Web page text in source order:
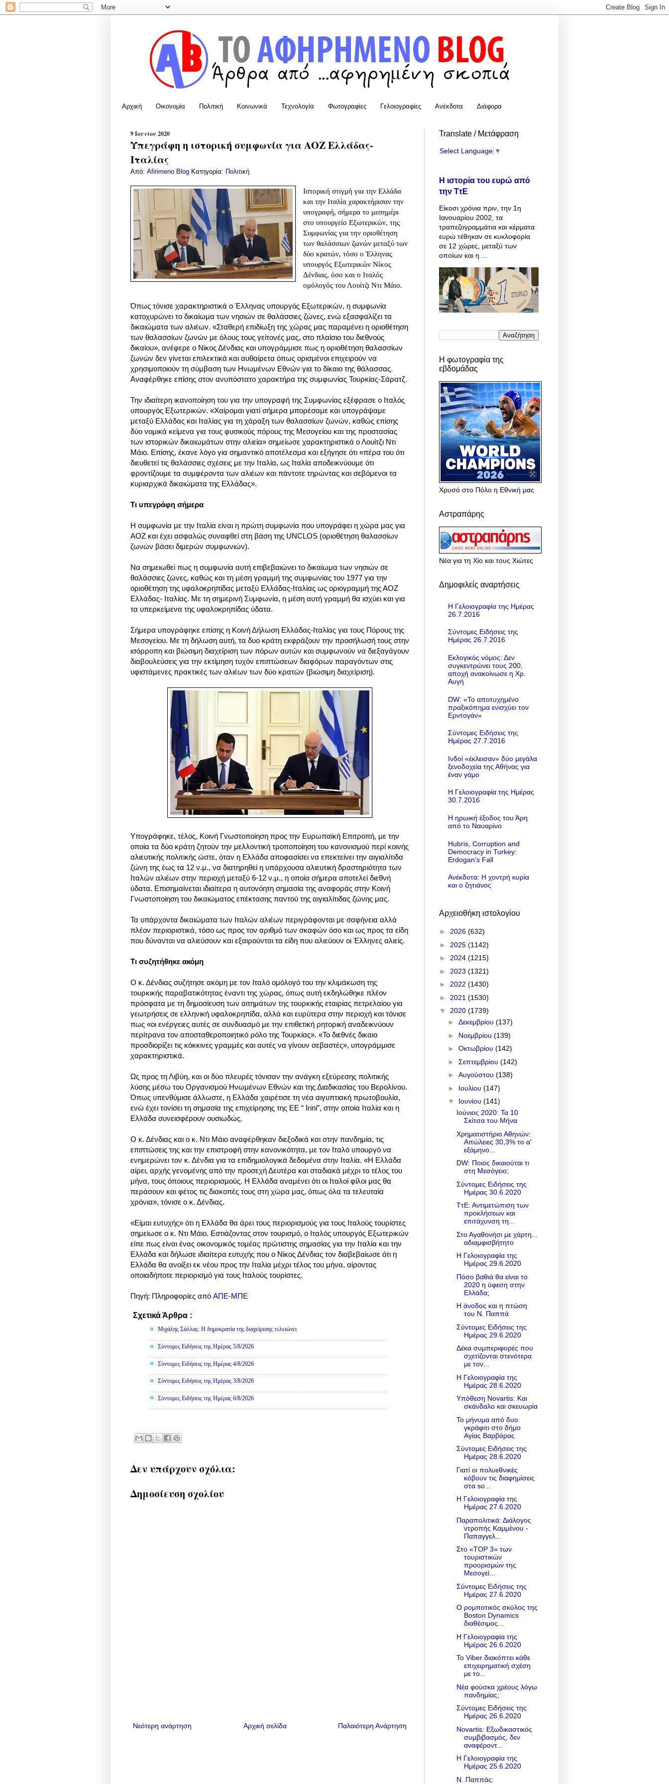
Αρχική Οικονομία Πολιτική Κοινωνικά Τεχνολογία Φωτογραφίες Γελοιογραφίες Ανέκδοτα Διάφορα
9 Ιουνίου 2020
Υπεγράφη η ιστορική συμφωνία για ΑΟΖ Ελλάδας-
Ιταλίας
Από: Afirimeno Blog Κατηγορία: Πολιτική
Ιστορική στιγμή για την Ελλάδα
και την Ιταλία χαρακτήρισαν την
υπογραφή, σήμερα το μεσημέρι
στο υπουργείο Εξωτερικών, της
Συμφωνίας για την οριοθέτηση
των θαλάσσιων ζωνών μεταξύ των
δύο κρατών, τόσο ο Έλληνας
υπουργός Εξωτερικών Νίκος
Δένδιας, όσο και ο Ιταλός
ομόλογός του Λουίτζι Ντι Μάιο.
Όπως τόνισε χαρακτηριστικά ο Έλληνας υπουργός Εξωτερικών, η συμφωνία
κατοχυρώνει το δικαίωμα των νησιών σε θαλάσσιες ζώνες, ενώ εξασφαλίζει τα
δικαιώματα των αλιέων. «Σταθερή επιδίωξη της χώρας μας παραμένει η οριοθέτηση
των θαλασσίων ζωνών με όλους τους γείτονές μας, στο πλαίσιο του διεθνούς
δικαίου», ανέφερε ο Νίκος Δένδιας και υπογράμμισε πως η οριοθέτηση θαλασσίων
ζωνών δεν γίνεται επιλεκτικά και αυθαίρετα όπως ορισμένοι επιχειρούν να
χρησιμοποιούν τη σύμβαση των Ηνωμένων Εθνών για το δίκαιο της θάλασσας.
Αναφέρθηκε επίσης στον ανυπόστατο χαρακτήρα της συμφωνίας Τουρκίας-Σάρατζ.
Την ιδιαίτερη ικανοποίηση του για την υπογραφή της Συμφωνίας εξέφρασε ο Ιταλός
υπουργός Εξωτερικών. «Χαίρομαι γιατί σήμερα μπορέσαμε και υπογράψαμε
μεταξύ Ελλάδας και Ιταλίας για τη χάραξη των θαλασσίων ζωνών, καθώς επίσης
δύο νομικά κείμενα για τους φυσικούς πόρους της Μεσογείου και της προστασίας
των ιστορικών δικαιωμάτων στην αλιεία» σημείωσε χαρακτηριστικά ο Λουίτζι Ντι
Μάιο. Επίσης, έκανε λόγο για σημαντικό αποτέλεσμα και εξήγησε ότι «πέρα του ότι
διευθετεί τις θαλάσσιες σχέσεις με την Ιταλία, ως Ιταλία αποδεικνύουμε ότι
φροντίζουμε τα συμφέροντα των αλιέων και πάντοτε τηρώντας και σεβόμενοι τα
κυριαρχικά δικαιώματα της Ελλάδας».
Τι υπεγράφη σήμερα
Η συμφωνία με την Ιταλία είναι η πρώτη συμφωνία που υπογράφει η χώρα μας για
ΑΟΖ και έχει ασφαλώς συναφθεί στη βάση της UNCLOS (οριοθέτηση θαλασσίων
ζωνών βάσει διμερών συμφωνιών).
Να σημειωθεί πως η συμφωνία αυτή επιβεβαιώνει το δικαίωμα των νησιών σε
θαλάσσιες ζώνες, καθώς και τη μέση γραμμή της συμφωνίας του 1977 για την
οριοθέτηση της υφαλοκρηπίδας μεταξύ Ελλάδας-Ιταλίας ως οριογραμμή της ΑΟΖ
Ελλάδας- Ιταλίας. Με τη σημερινή Συμφωνία, η μέση αυτή γραμμή θα ισχύει και για
τα υπερκείμενα της υφαλοκρηπίδας ύδατα.
Σήμερα υπογράφηκε επίσης η Κοινή Δήλωση Ελλάδας-Ιταλίας για τους Πόρους της
Μεσογείου. Με τη δήλωση αυτή, τα δυο κράτη εκφράζουν την προσήλωσή τους στην
ισόρροπη και βιώσιμη διαχείριση των πόρων αυτών και συμφωνούν να διεξαγάγουν
διαβουλεύσεις για την εκτίμηση τυχόν επιπτώσεων διαφόρων παραγόντων στις
υφιστάμενες πρακτικές των αλιέων των δύο κρατών (βιώσιμη διαχείριση).
Υπογράφηκε, τέλος, Κοινή Γνωστοποίηση προς την Ευρωπαϊκή Επιτροπή, με την
οποία τα δύο κράτη ζητούν την μελλοντική τροποποίηση του κανονισμού περί κοινής
αλιευτικής πολιτικής ώστε, όταν η Ελλάδα αποφασίσει να επεκτείνει την αιγιαλίτιδα
ζώνη της έως τα 12 ν.μ., να διατηρηθεί η υπάρχουσα αλιευτική δραστηριότητα των
Ιταλών αλιέων στην περιοχή μεταξύ 6-12 ν.μ., η οποία σήμερα αποτελεί διεθνή
ύδατα. Επισημαίνεται ιδιαίτερα η αυτονόητη σημασία της αναφοράς στην Κοινή
Γνωστοποίηση του δικαιώματος επέκτασης παντού της αιγιαλίτιδας ζώνης μας.
Τα υπάρχοντα δικαιώματα των Ιταλών αλιέων περιγράφονται με σαφήνεια αλλά
πλέον περιοριστικά, τόσο ως προς τον αριθμό των σκαφών όσο και ως προς τα είδη
που δύνανται να αλιεύσουν και εξαιρούνται τα είδη που αλιεύουν οι Έλληνες αλιείς.
Τι συζητήθηκε ακόμη
Ο κ. Δένδιας συζήτησε ακόμη με τον Ιταλό ομόλογό του την κλιμάκωση της
τουρκικής παραβατικότητας έναντι της χώρας, όπως αυτή εκδηλώθηκε πλέον
πρόσφατα με τη δημοσίευση των αιτημάτων της τουρκικής εταιρίας πετρελαίου για
γεωτρήσεις σε ελληνική υφαλοκρηπίδα, αλλά και ευρύτερα στην περιοχή και τόνισε
πως «οι ενέργειες αυτές σε συνδυασμό με την επιθετική ρητορική αναδεικνύουν
περίτρανα τον αποσταθεροποιητικό ρόλο της Τουρκίας». «Το διεθνές δικαιο
προσδιορίζει τις κόκκινες γραμμές και αυτές να γίνουν σεβαστές», υπογράμμισε
χαρακτηριστικά.
Ως προς τη Λιβύη, και οι δύο πλευρές τόνισαν την ανάγκη εξεύρεσης πολιτικής
λύσης μέσω του Οργανισμού Ηνωμένων Εθνών και της Διαδικασίας του Βερολίνου.
Όπως υπενθύμισε άλλωστε, η Ελλάδα χαιρέτισε τη νέα αιγυπτιακή πρωτοβουλία,
ενώ έχει τονίσει τη σημασία της επιχείρησης της ΕΕ “ Irini”, στην οποία Ιταλία και η
Ελλάδα συνεισφέρουν ουσιωδώς.
Ο κ. Δένδιας και ο κ. Ντι Μάιο αναφέρθηκαν διεξοδικά και στην πανδημία, τις
επιπτώσεις της και την επιστροφή στην κανονικότητα, με τον Ιταλό υπουργό να
ενημερώνει τον κ. Δένδια για τα επιδημιολογικά δεδομένα στην Ιταλία. «Η Ελλάδα
αίρει, αρχής γενομένης από την προσεχή Δευτέρα και σταδιακά μέχρι το τέλος του
μήνα, τους όποιους περιορισμούς. Η Ελλάδα αναμένει ότι οι Ιταλοί φίλοι μας θα
περάσουν και φέτος τις διακοπές τους στη χώρα μας, όπως όλα τα τελευταία
χρόνια», τόνισε ο κ. Δένδιας.
«Είμαι ευτυχής» ότι η Ελλάδα θα άρει τους περιορισμούς για τους Ιταλούς τουρίστες
σημείωσε ο κ. Ντι Μάιο. Εστιάζοντας στον τουρισμό, ο Ιταλός υπουργός Εξωτερικών
είπε πως είναι ένας οικονομικός τομέας πρώτιστης σημασίας για την Ιταλία και την
Ελλάδα και δήλωσε ιδιαίτερα ευτυχής που ο Νίκος Δένδιας τον διαβεβαίωσε ότι η
Ελλάδα θα ανοίξει εκ νέου προς την Ιταλία μέχρι τέλος του μήνα, αίροντας
οποιαδήποτε περιορισμό για τους Ιταλούς τουρίστες.
Πηγή: Πληροφορίες από ΑΠΕ-ΜΠΕ
Σχετικά Άρθρα :
Μιχάλης Σάλλας: Η δημοκρατία της διαχείρισης τελειώνει
Σύντομες Ειδήσεις της Ημέρας 5/8/2026
Σύντομες Ειδήσεις της Ημέρας 4/8/2026
Σύντομες Ειδήσεις της Ημέρας 3/8/2026
Σύντομες Ειδήσεις της Ημέρας 6/8/2026
Δεν υπάρχουν σχόλια:
Δημοσίευση σχολίου
Νεότερη ανάρτηση Παλαιότερη Ανάρτηση
Αρχική σελίδα
Translate / Μετάφραση
Select Language ▼
Η ιστορία του ευρώ από
την ΤτΕ
Είκοσι χρόνια πριν, την 1η
Ιανουαρίου 2002, τα
τραπεζογραμμάτια και κέρματα
ευρώ τέθηκαν σε κυκλοφορία
σε 12 χώρες, μεταξύ των
οποίων και η ...
Η φωτογραφία της
εβδομάδας
Χρυσό στο Πόλο η Εθνική μας
Αστραπάρης
Νέα για τη Χίο και τους Χιώτες
Δημοφιλείς αναρτήσεις
Η Γελοιογραφία της Ημέρας
26.7.2016
Σύντομες Ειδήσεις της
Ημέρας 26.7.2016
Εκλογικός νόμος: Δεν
συγκεντρώνει τους 200,
αποχή ανακοίνωσε η Χρ.
Αυγή
DW: «To αποτυχημένο
πραξικόπημα ενισχύει τον
Ερντογάν»
Σύντομες Ειδήσεις της
Ημέρας 27.7.2016
Ινδοί «έκλεισαν» δύο μεγάλα
ξενοδοχεία της Αθήνας για
έναν γάμο
Η Γελοιογραφία της Ημέρας
30.7.2016
Η ηρωική έξοδος του Άρη
από το Ναυαρίνο
Hubris, Corruption and
Democracy in Turkey:
Erdogan’s Fall
Ανέκδοτα: Η χοντρή κυρία
και ο ζητιάνος
Αρχειοθήκη ιστολογίου
► 2026 (632)
► 2025 (1142)
► 2024 (1215)
► 2023 (1321)
► 2022 (1430)
► 2021 (1530)
▼ 2020 (1739)
► Δεκεμβρίου (137)
► Νοεμβρίου (139)
► Οκτωβρίου (142)
► Σεπτεμβρίου (142)
► Αυγούστου (138)
► Ιουλίου (147)
▼ Ιουνίου (141)
Ιούνιος 2020: Τα 10
Σκίτσα του Μήνα
Χρηματιστήριο Αθηνών:
Απώλειες 30,3% το α'
εξάμηνο...
DW: Ποιος δικαιούται τι
στη Μεσόγειο;
Σύντομες Ειδήσεις της
Ημέρας 30.6.2020
ΤτΕ: Αντιμετώπιση των
προκλήσεων και
επιτάχυνση τη...
Στο Αγαθονήσι με χάρτη...
αδιαμφισβήτητο
Η Γελοιογραφία της
Ημέρας 29.6.2020
Πόσο βαθιά θα είναι το
2020 η ύφεση στην
Ελλάδα;
H άνοδος και η πτώση
του Ν. Παππά
Σύντομες Ειδήσεις της
Ημέρας 29.6.2020
Δέκα συμπεριφορές που
σχετίζονται στενότερα
με τον...
Η Γελοιογραφία της
Ημέρας 28.6.2020
Υπόθεση Νοvartis: Και
σκάνδαλο και σκευωρία
Το μήνυμα από δυο
γκράφιτι στο δήμο
Αγίας Βαρβάρας
Σύντομες Ειδήσεις της
Ημέρας 28.6.2020
Γιατί οι πολυεθνικές
κόβουν τις διαφημίσεις
στα so...
Η Γελοιογραφία της
Ημέρας 27.6.2020
Παραπολιτικά: Διάλογος
ντροπής Καμμένου -
Παπαγγελ...
Στο «TOP 3» των
τουριστικών
προορισμών της
Μεσογεί...
Σύντομες Ειδήσεις της
Ημέρας 27.6.2020
Ο ρομποτικός σκύλος της
Boston Dynamics
διαθέσιμος...
Η Γελοιογραφία της
Ημέρας 26.6.2020
To Viber διακόπτει κάθε
επιχειρηματική σχέση
με το...
Νέα φούσκα χρέους λόγω
πανδημίας;
Σύντομες Ειδήσεις της
Ημέρας 26.6.2020
Novartis: Eξωδικαστικός
συμβιβασμός, δεν
αναφέροντ...
Η Γελοιογραφία της
Ημέρας 25.6.2020
Ν. Παππάς: